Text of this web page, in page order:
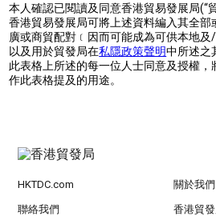
本人確認已閱讀及同意香港貿易發展局(“
香港貿易發展局可將上述資料編入其全部
廣或商貿配對﹝因而可能成為可供本地及
以及用於貿發局在私隱政策聲明中所述之
此表格上所述的每一位人士同意及授權
作此表格提及的用途。
HKTDC.com 關於我們
聯絡我們 香港貿